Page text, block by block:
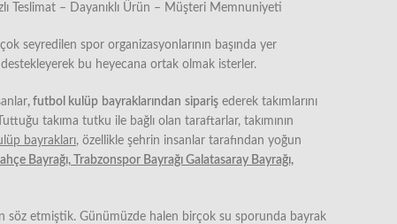
Teslimat – Dayanıklı Ürün – Müşteri Memnuniyeti
seyredilen spor organizasyonlarının başında yer
bu heyecana ortak olmak isterler.
, futbol kulüp bayraklarından sipariş ederek takımlarını
takıma tutku ile bağlı olan taraftarlar, takımının
bayrakları, özellikle şehrin insanlar tarafından yoğun
Bayrağı, Trabzonspor Bayrağı Galatasaray Bayrağı,
söz etmiştik. Günümüzde halen birçok su sporunda bayrak